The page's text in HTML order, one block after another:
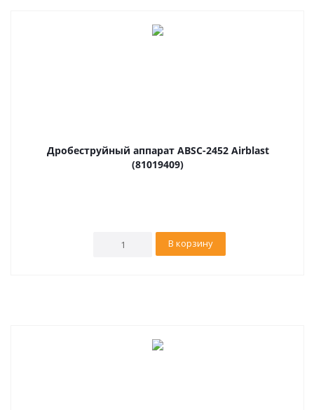
Дробеструйный аппарат ABSC-2452 Airblast
(81019409)
В корзину